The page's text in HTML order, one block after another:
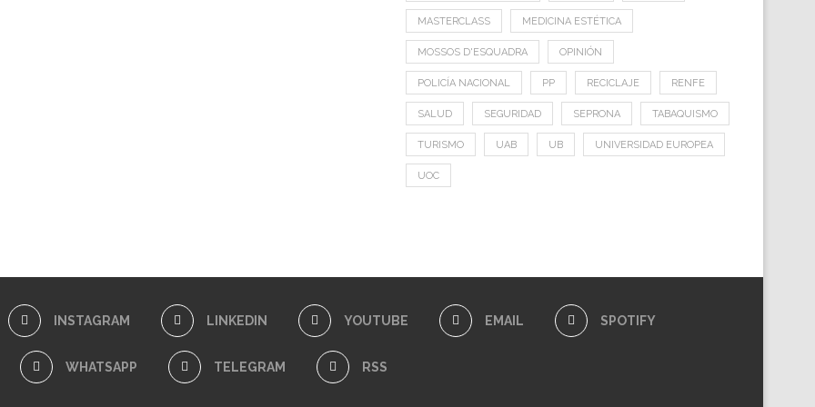
MASTERCLASS MEDICINA ESTÉTICA
MOSSOS D'ESQUADRA OPINIÓN
POLICÍA NACIONAL PP RECICLAJE RENFE
SALUD SEGURIDAD SEPRONA TABAQUISMO
TURISMO UAB UB UNIVERSIDAD EUROPEA
UOC
INSTAGRAM LINKEDIN YOUTUBE EMAIL SPOTIFY
WHATSAPP TELEGRAM RSS